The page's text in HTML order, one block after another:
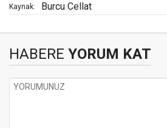
Kaynak: Burcu Cellat
HABERE YORUM KAT